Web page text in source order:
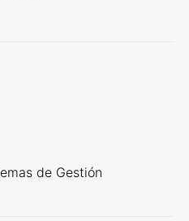
de Gestión